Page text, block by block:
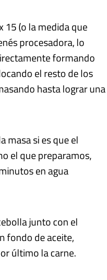
15 (o la medida que
procesadora, lo
formando
el resto de los
hasta lograr una
masa si es que el
el que preparamos,
en agua
junto con el
fondo de aceite,
último la carne.